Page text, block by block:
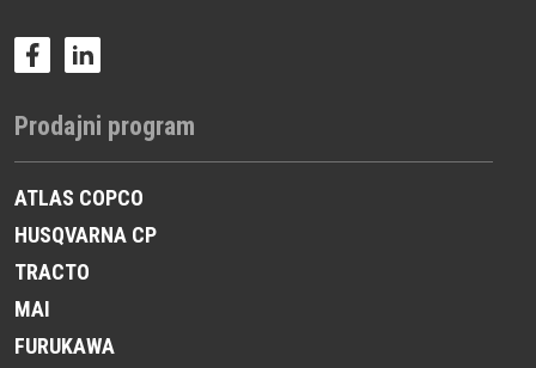
Prodajni program
ATLAS COPCO
HUSQVARNA CP
TRACTO
MAI
FURUKAWA